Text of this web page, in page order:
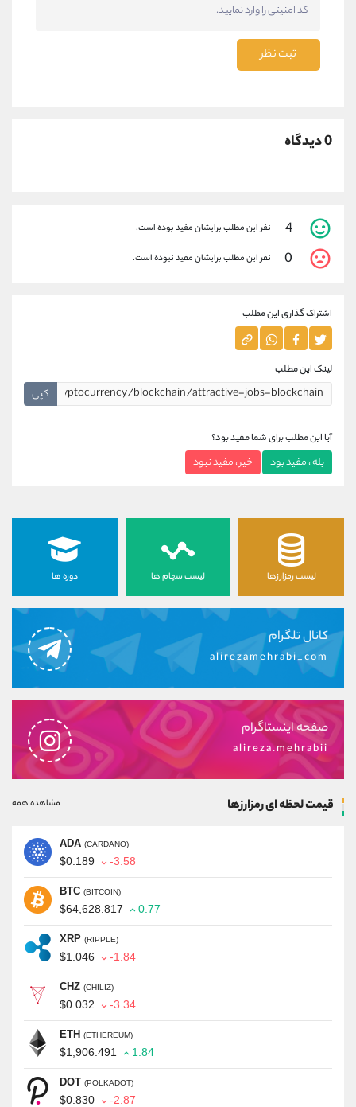
ثبت نظر
0 دیدگاه
4 نفر این مطلب برایشان مفید بوده است.
0 نفر این مطلب برایشان مفید نبوده است.
اشتراک گذاری این مطلب
لینک این مطلب
کپی
آیا این مطلب برای شما مفید بود؟
بله ، مفید بود خیر ، مفید نبود
لیست رمزارزها لیست سهام ها دوره ها
کانال تلگرام
alirezamehrabi_com
صفحه اینستاگرام
alireza.mehrabii
قیمت لحظه ای رمزارزها مشاهده همه
ADA (CARDANO)
$0.189 -3.58
BTC (BITCOIN)
$64,628.817 0.77
XRP (RIPPLE)
$1.046 -1.84
CHZ (CHILIZ)
$0.032 -3.34
ETH (ETHEREUM)
$1,906.491 1.84
DOT (POLKADOT)
$0.830 -2.87